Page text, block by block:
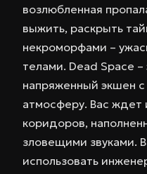
возлюбленная
выжить, раскрыть
некроморфами –
телами. Dead Space
напряженный экшен
атмосферу. Вас ждет
коридоров,
зловещими звуками.
использовать